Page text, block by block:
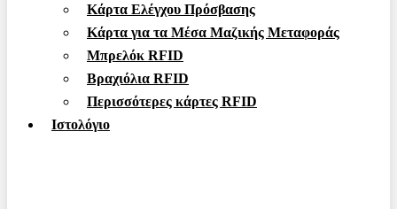
Κάρτα Ελέγχου Πρόσβασης
Κάρτα για τα Μέσα Μαζικής Μεταφοράς
Μπρελόκ RFID
Βραχιόλια RFID
Περισσότερες κάρτες RFID
Ιστολόγιο